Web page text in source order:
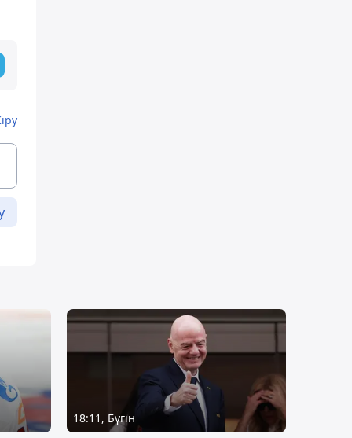
18:11, Бүгін